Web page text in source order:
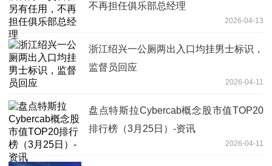
不再担任俱乐部总经理
2026-04-13
浙江绍兴一公厕两出入口均挂男士标识，
监督员回应
2026-04-11
盘点特斯拉Cybercab概念股市值TOP20
排行榜（3月25日）-资讯
2026-04-11